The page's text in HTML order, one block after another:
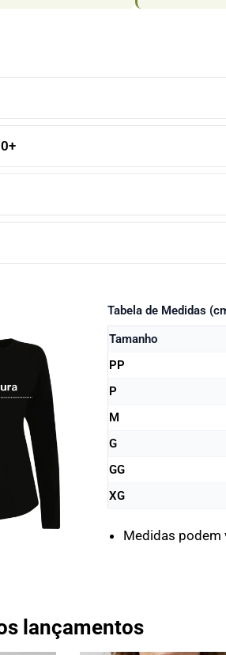
Tabela de Medidas
Tamanho
PP
P
M
G
GG
XG
Medidas podem
lançamentos